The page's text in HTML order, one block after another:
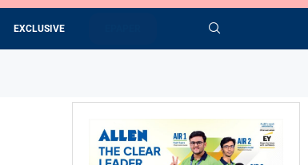
EXCLUSIVE